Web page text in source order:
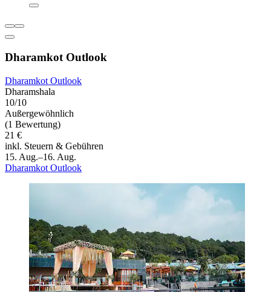
Dharamkot Outlook
Dharamkot Outlook
Dharamshala
10/10
Außergewöhnlich
(1 Bewertung)
21 €
inkl. Steuern & Gebühren
15. Aug.–16. Aug.
Dharamkot Outlook